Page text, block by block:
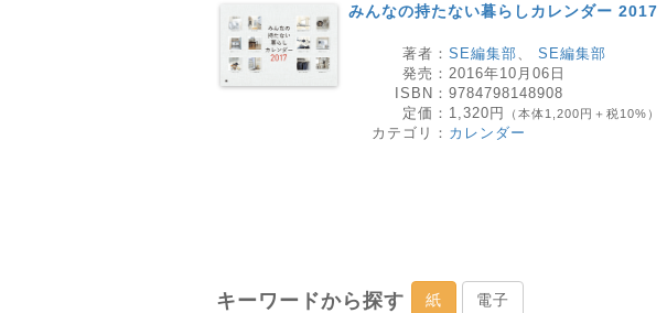
みんなの持たない暮らしカレンダー 2017
著者： SE編集部
SE編集部
発売： 2016年10月06日
ISBN： 9784798148908
定価： 1,320円 （本体1,200円＋税10%）
カテゴリ： カレンダー
キーワードから探す 紙 電子